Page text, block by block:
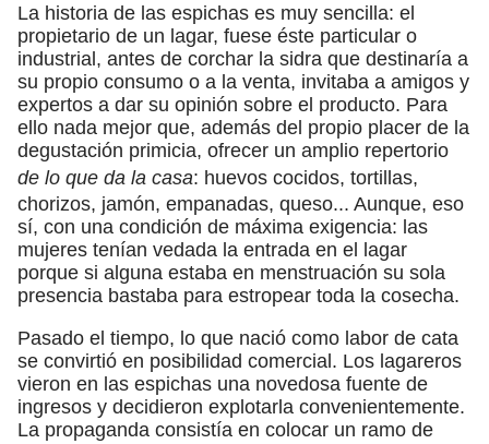
La historia de las espichas es muy sencilla: el
propietario de un lagar, fuese éste particular o
industrial, antes de corchar la sidra que destinaría a
su propio consumo o a la venta, invitaba a amigos y
expertos a dar su opinión sobre el producto. Para
ello nada mejor que, además del propio placer de la
degustación primicia, ofrecer un amplio repertorio
de lo que da la casa: huevos cocidos, tortillas,
chorizos, jamón, empanadas, queso... Aunque, eso
sí, con una condición de máxima exigencia: las
mujeres tenían vedada la entrada en el lagar
porque si alguna estaba en menstruación su sola
presencia bastaba para estropear toda la cosecha.
Pasado el tiempo, lo que nació como labor de cata
se convirtió en posibilidad comercial. Los lagareros
vieron en las espichas una novedosa fuente de
ingresos y decidieron explotarla convenientemente.
La propaganda consistía en colocar un ramo de